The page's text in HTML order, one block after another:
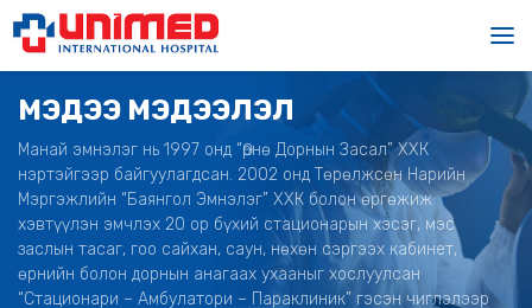
МЭДЭЭ МЭДЭЭЛЭЛ
Манай эмнэлэг нь 1997 онд “Өрнө Дорнын Засал” ХХК
нэртэйгээр байгуулагдсан. 2002 онд Төрөлжсөн Нарийн
Мэргэжлийн “Баянгол Эмнэлэг” ХХК болон өргөжиж
хэвтүүлэн эмчлэх 20 ор бүхий стационарын хэсэг, мэс
заслын тасаг, гоо сайхан, саун, нөхөн сэргээх кабинет,
өрнийн болон дорнын анагаах ухааныг хослуулсан
“Стационари – Амбулатори – Параклиник” гэсэн чиглэлээр